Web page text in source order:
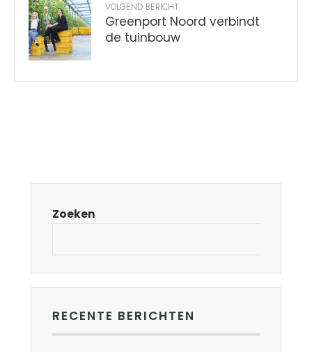
VOLGEND BERICHT
Greenport Noord verbindt
de tuinbouw
Zoeken
RECENTE BERICHTEN